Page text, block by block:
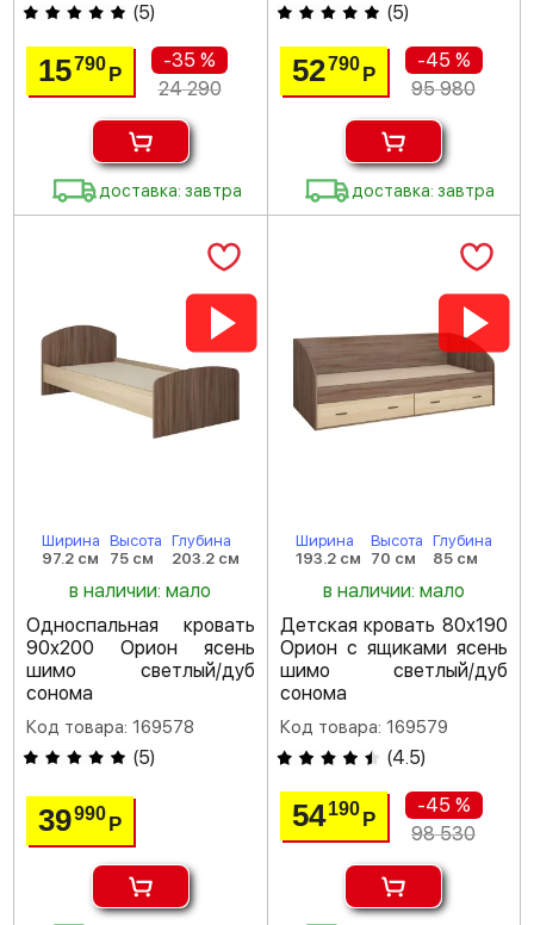
(5)
15790Р
-35 %
24 290
доставка: завтра
(5)
52790 Р
-45 %
95 980
доставка: завтра
Ширина
97.2 см
Высота
75 см
Глубина
203.2 см
в наличии: мало
Односпальная кровать
90х200 Орион ясень
шимо светлый/дуб
сонома
Код товара: 169578
(5)
39990Р
Ширина
193.2 см
Высота
70 см
Глубина
85 см
в наличии: мало
Детская кровать 80х190
Орион с ящиками ясень
шимо светлый/дуб
сонома
Код товара: 169579
(4.5)
54 190 Р
-45 %
98 530